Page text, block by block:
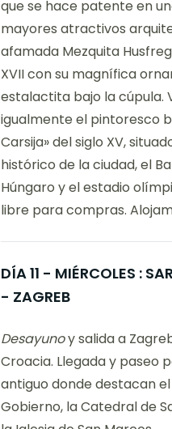
que se hace patente en
mayores atractivos
afamada Mezquita
XVII con su magnífica
estalactita bajo la cúpula.
igualmente el pintoresco
Carsija» del siglo XV,
histórico de la ciudad, el
Húngaro y el estadio
libre para compras.
DÍA 11 - MIÉRCOLES :
- ZAGREB
Desayunoy salida a
Croacia. Llegada y paseo
antiguo donde destacan
Gobierno, la Catedral de